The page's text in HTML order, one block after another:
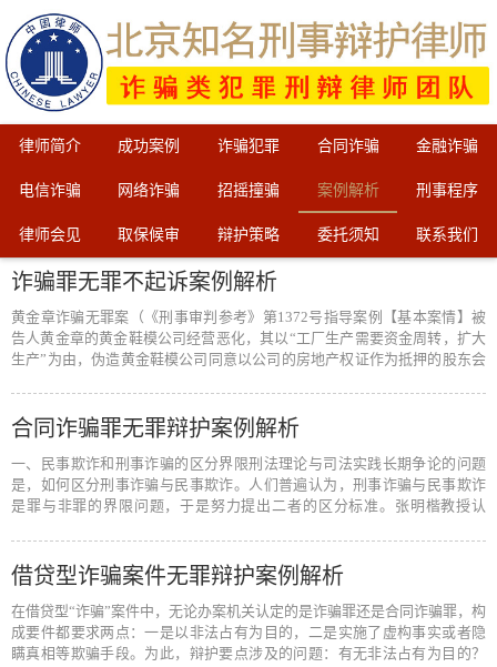
律师简介 成功案例 诈骗犯罪 合同诈骗 金融诈骗
电信诈骗 网络诈骗 招摇撞骗 案例解析 刑事程序
律师会见 取保候审 辩护策略 委托须知 联系我们
诈骗罪无罪不起诉案例解析
黄金章诈骗无罪案（《刑事审判参考》第1372号指导案例【基本案情】被
告人黄金章的黄金鞋模公司经营恶化，其以“工厂生产需要资金周转，扩大
生产”为由，伪造黄金鞋模公司同意以公司的房地产权证作为抵押的股东会
合同诈骗罪无罪辩护案例解析
一、民事欺诈和刑事诈骗的区分界限刑法理论与司法实践长期争论的问题
是，如何区分刑事诈骗与民事欺诈。人们普遍认为，刑事诈骗与民事欺诈
是罪与非罪的界限问题，于是努力提出二者的区分标准。张明楷教授认
借贷型诈骗案件无罪辩护案例解析
在借贷型“诈骗”案件中，无论办案机关认定的是诈骗罪还是合同诈骗罪，构
成要件都要求两点：一是以非法占有为目的，二是实施了虚构事实或者隐
瞒真相等欺骗手段。为此，辩护要点涉及的问题：有无非法占有为目的？